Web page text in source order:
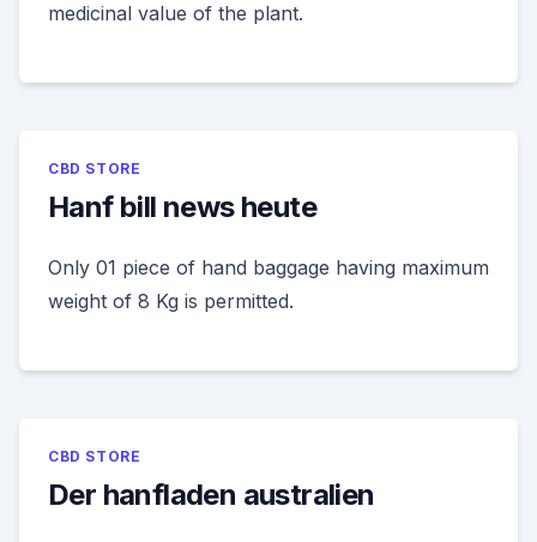
medicinal value of the plant.
CBD STORE
Hanf bill news heute
Only 01 piece of hand baggage having maximum
weight of 8 Kg is permitted.
CBD STORE
Der hanfladen australien